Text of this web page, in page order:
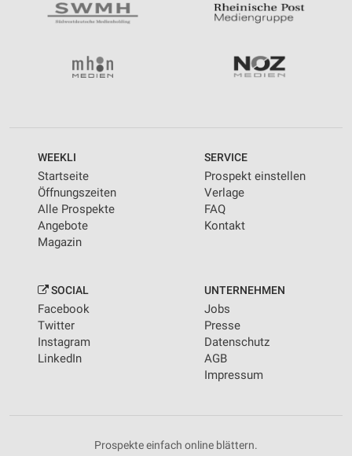
WEEKLI
Startseite
Öffnungszeiten
Alle Prospekte
Angebote
Magazin
SERVICE
Prospekt einstellen
Verlage
FAQ
Kontakt
SOCIAL
Facebook
Twitter
Instagram
LinkedIn
UNTERNEHMEN
Jobs
Presse
Datenschutz
AGB
Impressum
Prospekte einfach online blättern.